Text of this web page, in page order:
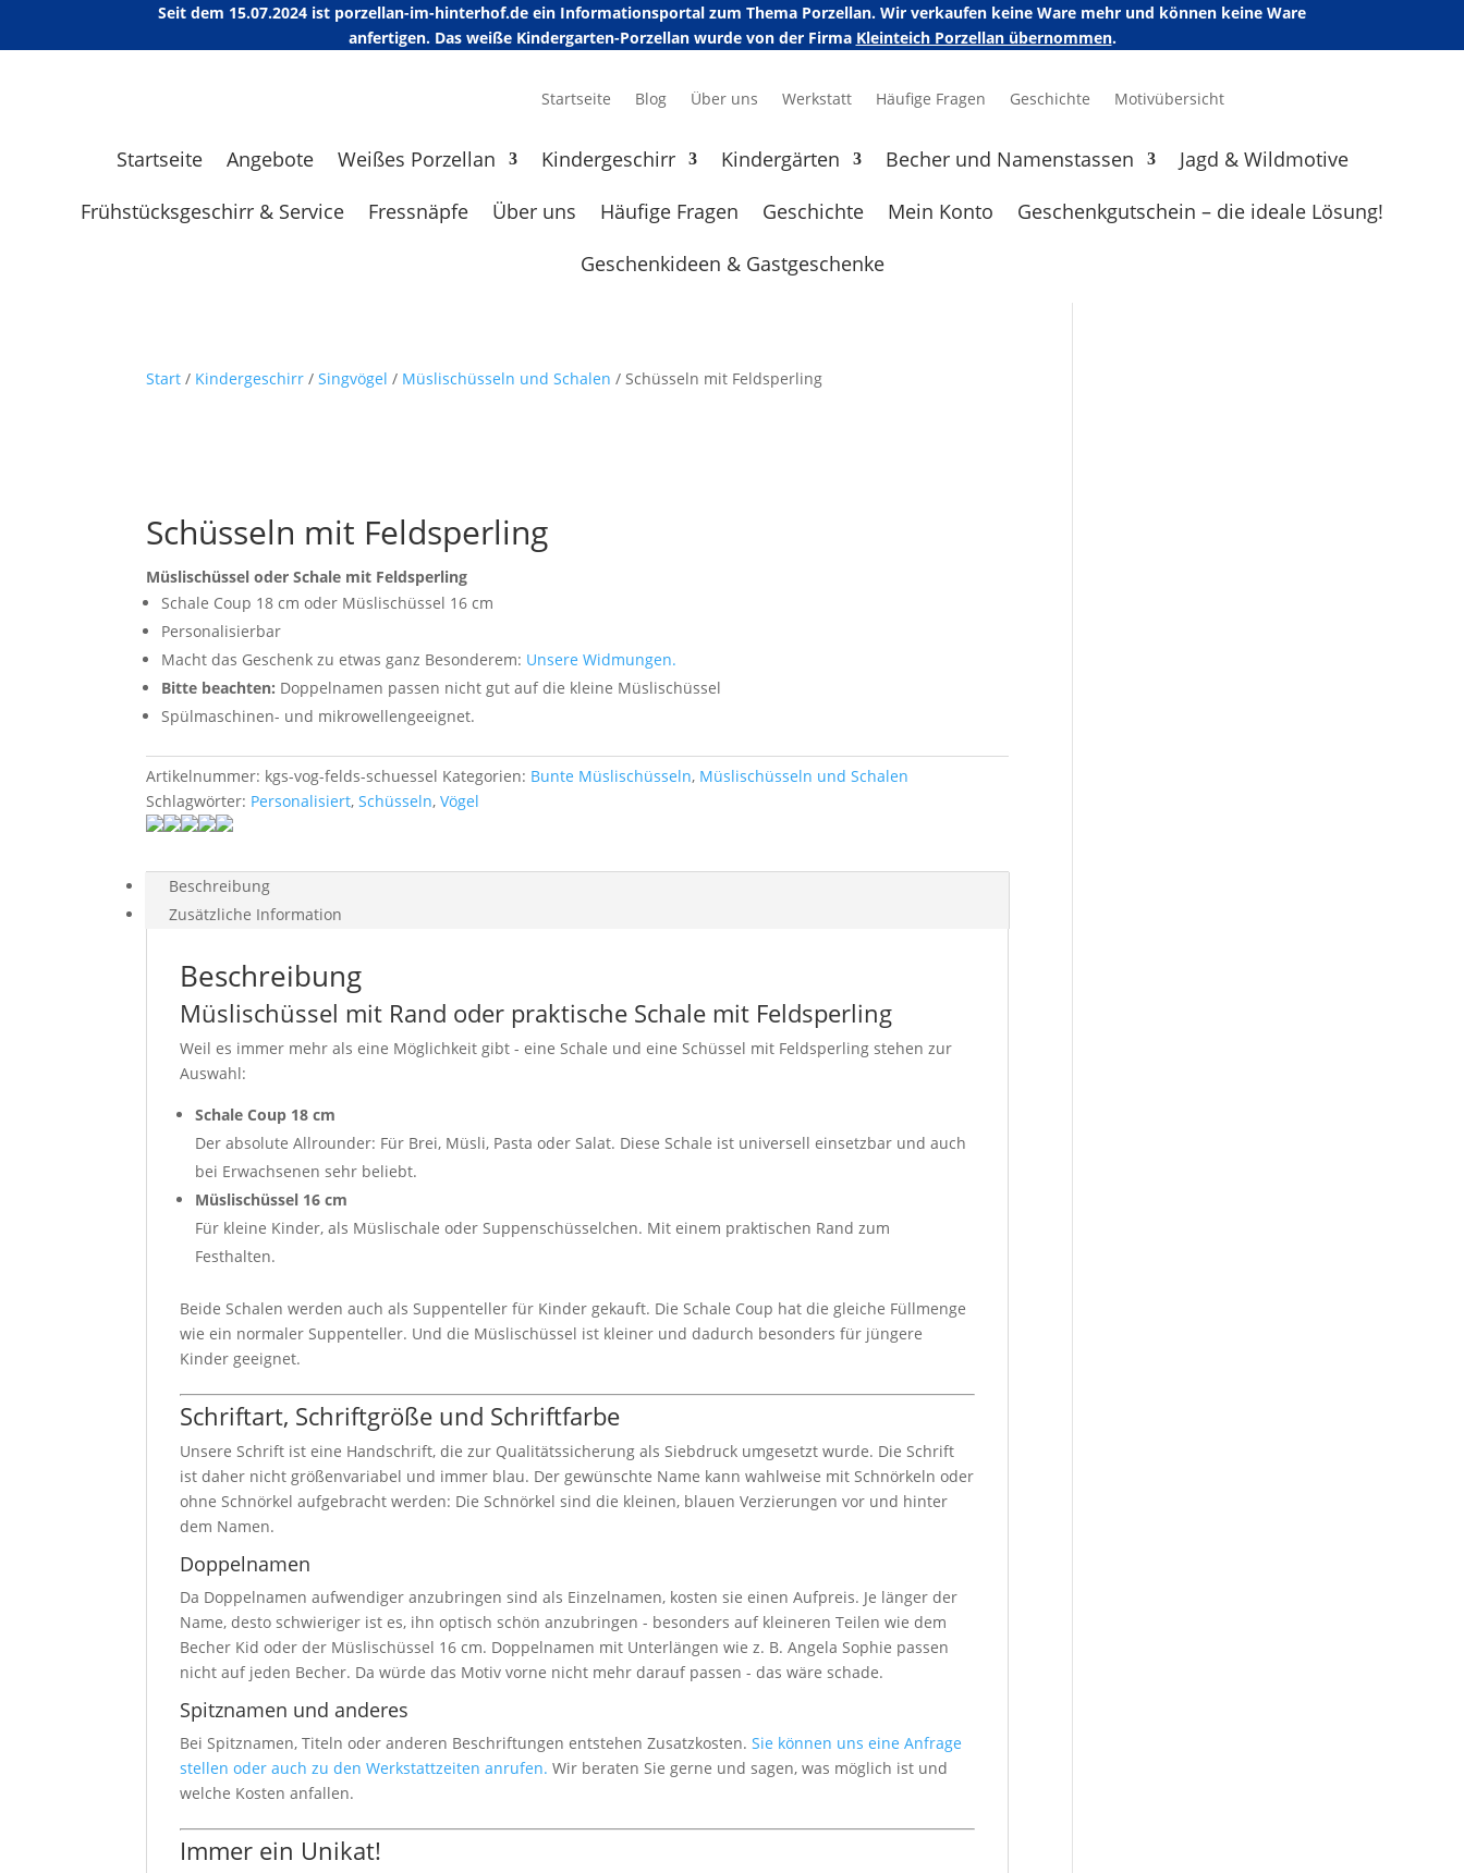
Seit dem 15.07.2024 ist porzellan-im-hinterhof.de ein Informationsportal zum Thema Porzellan. Wir verkaufen keine Ware mehr und können keine Ware
anfertigen. Das weiße Kindergarten-Porzellan wurde von der Firma Kleinteich Porzellan übernommen.
Startseite Blog Über uns Werkstatt Häufige Fragen Geschichte Motivübersicht
Startseite Angebote Weißes Porzellan Kindergeschirr Kindergärten Becher und Namenstassen
Jagd & Wildmotive
Frühstücksgeschirr & Service
Fressnäpfe Über uns Häufige Fragen Geschichte Mein Konto
Geschenkgutschein – die ideale Lösung!
Geschenkideen & Gastgeschenke
Start / Kindergeschirr /Singvögel / Müslischüsseln und Schalen / Schüsseln mit Feldsperling
Schüsseln mit Feldsperling
Müslischüssel oder Schale mit Feldsperling
Schale Coup 18 cm oder Müslischüssel 16 cm
Personalisierbar
Macht das Geschenk zu etwas ganz Besonderem: Unsere Widmungen.
Bitte beachten: Doppelnamen passen nicht gut auf die kleine Müslischüssel
Spülmaschinen- und mikrowellengeeignet.
Artikelnummer: kgs-vog-felds-schuessel Kategorien: Bunte Müslischüsseln, Müslischüsseln und Schalen
Schlagwörter: Personalisiert,Schüsseln,Vögel
Beschreibung
Zusätzliche Information
Beschreibung
Müslischüssel mit Rand oder praktische Schale mit Feldsperling
Weil es immer mehr als eine Möglichkeit gibt - eine Schale und eine Schüssel mit Feldsperling stehen zur
Auswahl:
Schale Coup 18 cm
Der absolute Allrounder: Für Brei, Müsli, Pasta oder Salat. Diese Schale ist universell einsetzbar und auch
bei Erwachsenen sehr beliebt.
Müslischüssel 16 cm
Für kleine Kinder, als Müslischale oder Suppenschüsselchen. Mit einem praktischen Rand zum
Festhalten.
Beide Schalen werden auch als Suppenteller für Kinder gekauft. Die Schale Coup hat die gleiche Füllmenge
wie ein normaler Suppenteller. Und die Müslischüssel ist kleiner und dadurch besonders für jüngere
Kinder geeignet.
Schriftart, Schriftgröße und Schriftfarbe
Unsere Schrift ist eine Handschrift, die zur Qualitätssicherung als Siebdruck umgesetzt wurde. Die Schrift
ist daher nicht größenvariabel und immer blau. Der gewünschte Name kann wahlweise mit Schnörkeln oder
ohne Schnörkel aufgebracht werden: Die Schnörkel sind die kleinen, blauen Verzierungen vor und hinter
dem Namen.
Doppelnamen
Da Doppelnamen aufwendiger anzubringen sind als Einzelnamen, kosten sie einen Aufpreis. Je länger der
Name, desto schwieriger ist es, ihn optisch schön anzubringen - besonders auf kleineren Teilen wie dem
Becher Kid oder der Müslischüssel 16 cm. Doppelnamen mit Unterlängen wie z. B. Angela Sophie passen
nicht auf jeden Becher. Da würde das Motiv vorne nicht mehr darauf passen - das wäre schade.
Spitznamen und anderes
Bei Spitznamen, Titeln oder anderen Beschriftungen entstehen Zusatzkosten.Sie können uns eine Anfrage
stellen oder auch zu den Werkstattzeiten anrufen. Wir beraten Sie gerne und sagen, was möglich ist und
welche Kosten anfallen.
Immer ein Unikat!